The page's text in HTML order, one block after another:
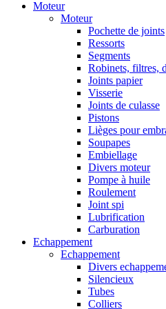
Moteur
Moteur
Pochette de joints
Ressorts
Segments
Robinets, filtres,
Joints papier
Visserie
Joints de culasse
Pistons
Lièges pour
Soupapes
Embiellage
Divers moteur
Pompe à huile
Roulement
Joint spi
Lubrification
Carburation
Echappement
Echappement
Divers
Silencieux
Tubes
Colliers